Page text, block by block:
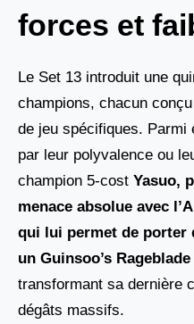
forces et
Le Set 13 introduit une
champions, chacun
de jeu spécifiques. Parmi
par leur polyvalence ou
champion 5-cost Yasuo,
menace absolue avec
qui lui permet de
un Guinsoo’s Rageblade
transformant sa dernière
dégâts massifs.